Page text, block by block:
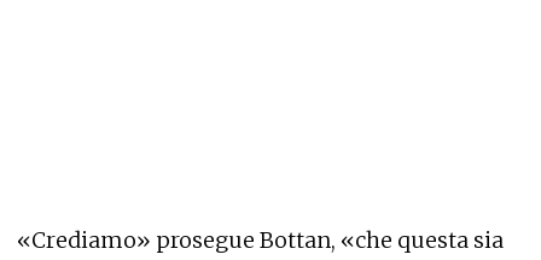
«Crediamo» prosegue Bottan, «che questa sia